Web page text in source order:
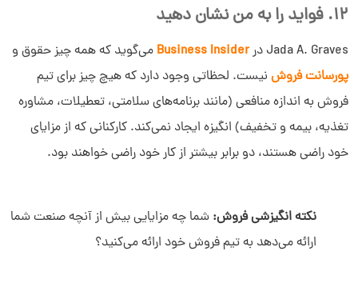
12. فواید را به من نشان دهید
Jada A. Graves در Business Insider
می‌گوید که همه‌ چیز حقوق و
پورسانت فروش نیست. لحظاتی وجود دارد که هیچ‌ چیز برای تیم
فروش به‌ اندازه منافعی (مانند برنامه‌های سلامتی، تعطیلات، مشاوره
تغذیه، بیمه و تخفیف) انگیزه ایجاد نمی‌کند. کارکنانی که از مزایای
خود راضی هستند، دو برابر بیشتر از کار خود راضی خواهند بود.
نکته انگیزشی فروش: شما چه مزایایی بیش از آنچه صنعت شما
ارائه می‌دهد به تیم فروش خود ارائه می‌کنید؟